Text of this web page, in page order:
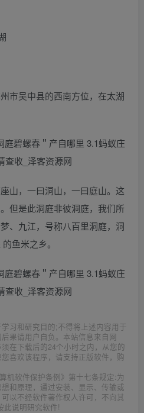
吴中县的西南方位，在太湖
山，一曰洞山，一曰庭山。这
但是此洞庭非彼洞庭，我们所
、九江，号称八百里洞庭，洞
鱼米之乡。
习和研究目的;不得将上述内容用于
果请用户自负。本站信息来自网
在下载后的24个小时之内，从您的
喜欢该程序，请支持正版软件，购
机软件保护条例》第十七条规定:为
和原理，通过安装、显示、传输或
以不经软件著作权人许可，不向其
此说明研究软件!